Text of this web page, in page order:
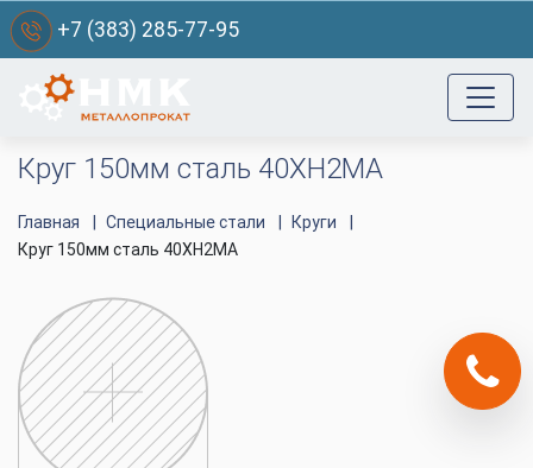
+7 (383) 285-77-95
Круг 150мм сталь 40ХН2МА
Главная Специальные стали
Круги
Круг 150мм сталь 40ХН2МА